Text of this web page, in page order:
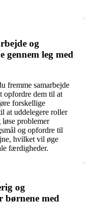
og
leg med
fremme samarbejde
opfordre dem til at
forskellige
at uddelegere roller
løse problemer
og opfordre til
hvilket vil øge
færdigheder.
og
børnene med